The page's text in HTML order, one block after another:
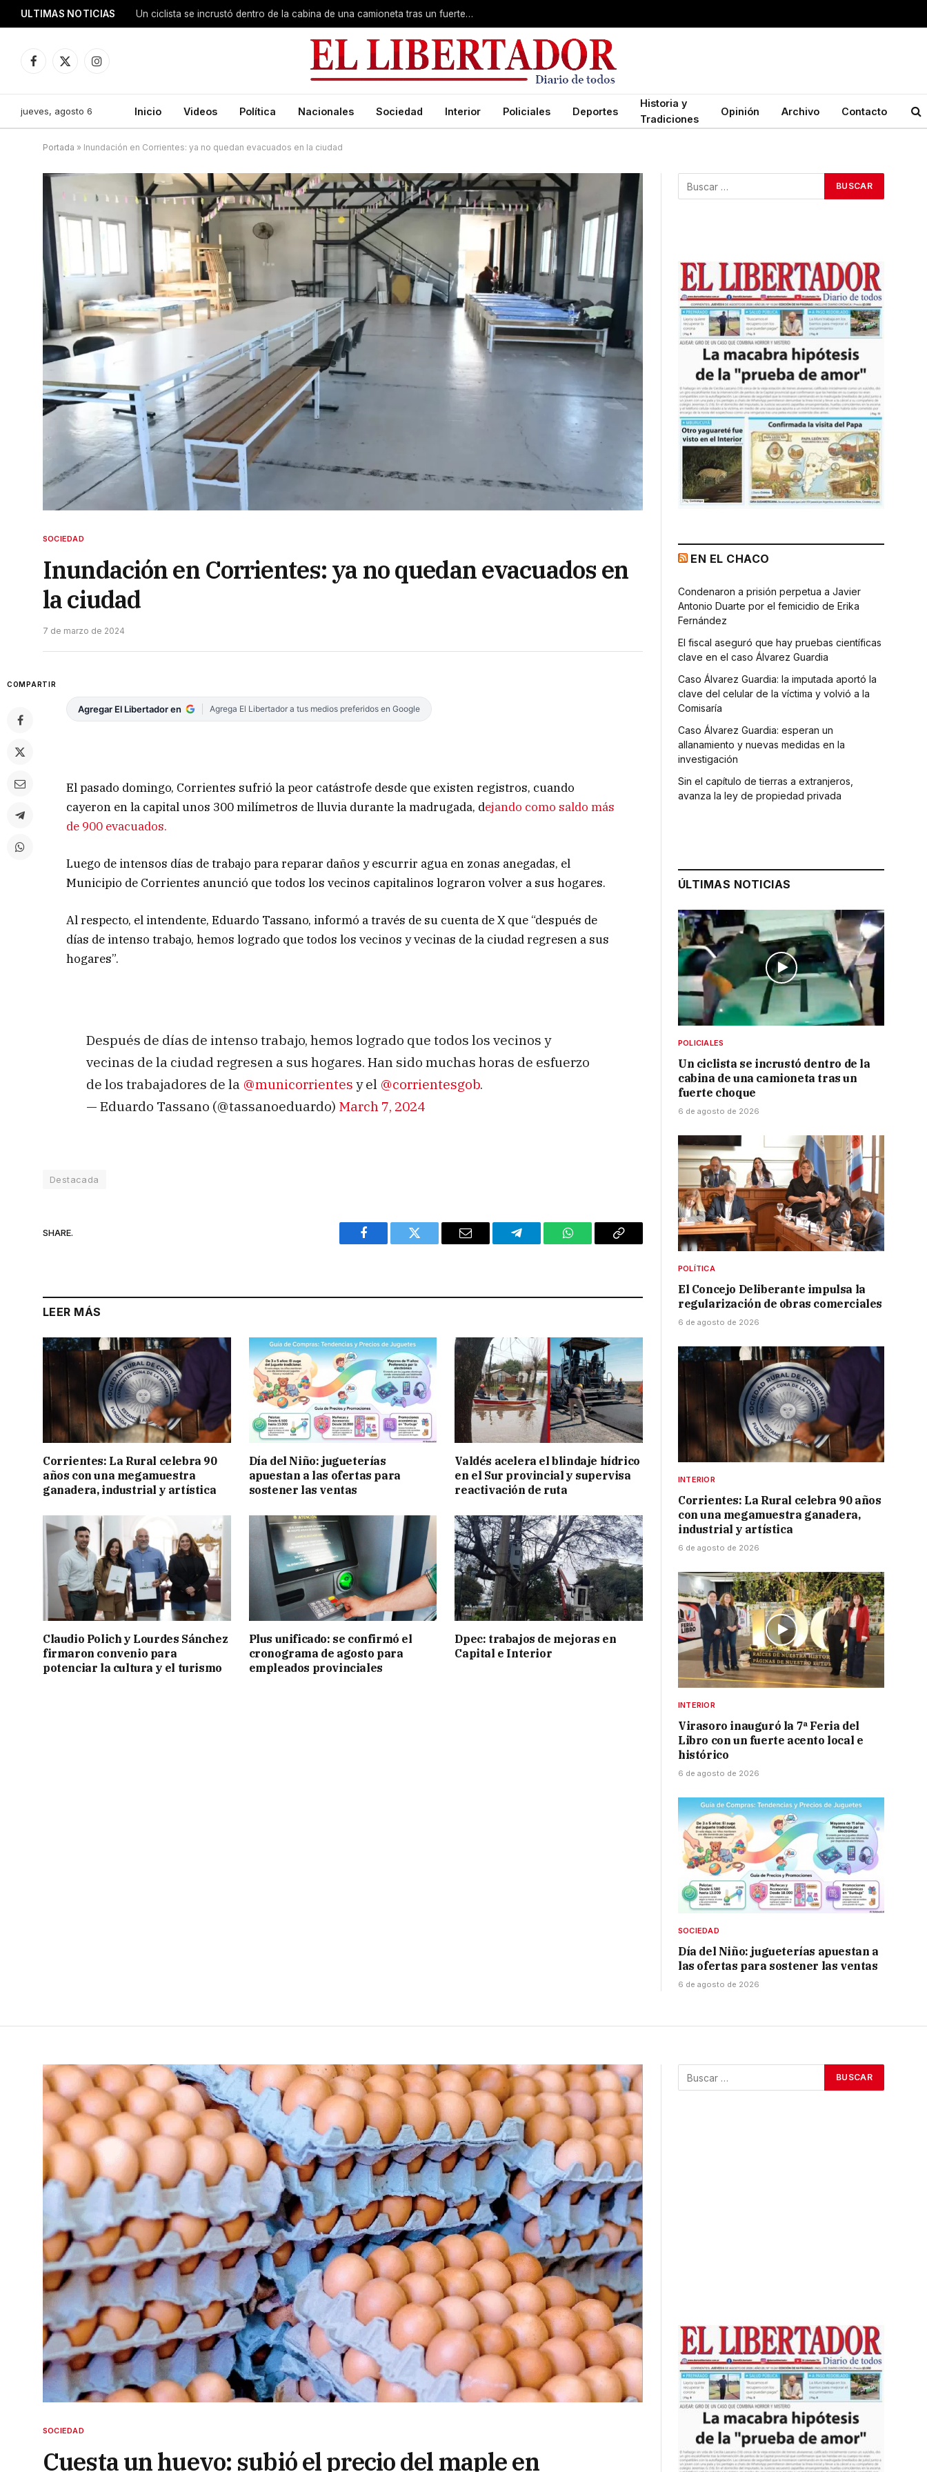
ULTIMAS NOTICIAS Un ciclista se incrustó dentro de la cabina de una camioneta tras un fuerte choque
Facebook
X
Instagram
jueves, agosto 6 Inicio Videos Política Nacionales Sociedad Interior Policiales Deportes
Historia y
Tradiciones
Opinión Archivo Contacto
Portada » Inundación en Corrientes: ya no quedan evacuados en la ciudad
SOCIEDAD
Inundación en Corrientes: ya no quedan evacuados en
la ciudad
7 de marzo de 2024
COMPARTIR
Agregar El Libertador en Agrega El Libertador a tus medios preferidos en Google
El pasado domingo, Corrientes sufrió la peor catástrofe desde que existen registros, cuando
cayeron en la capital unos 300 milímetros de lluvia durante la madrugada, dejando como saldo más
de 900 evacuados.
Luego de intensos días de trabajo para reparar daños y escurrir agua en zonas anegadas, el
Municipio de Corrientes anunció que todos los vecinos capitalinos lograron volver a sus hogares.
Al respecto, el intendente, Eduardo Tassano, informó a través de su cuenta de X que “después de
días de intenso trabajo, hemos logrado que todos los vecinos y vecinas de la ciudad regresen a sus
hogares”.
Después de días de intenso trabajo, hemos logrado que todos los vecinos y
vecinas de la ciudad regresen a sus hogares. Han sido muchas horas de esfuerzo
de los trabajadores de la @municorrientes y el @corrientesgob.
— Eduardo Tassano (@tassanoeduardo) March 7, 2024
Destacada
SHARE.
Facebook Twitter Email Telegram WhatsAppCopy
LEER MÁS
Corrientes: La Rural celebra 90
años con una megamuestra
ganadera, industrial y artística
Día del Niño: jugueterías
apuestan a las ofertas para
sostener las ventas
Valdés acelera el blindaje hídrico
en el Sur provincial y supervisa
reactivación de ruta
Claudio Polich y Lourdes Sánchez
firmaron convenio para
potenciar la cultura y el turismo
Plus unificado: se confirmó el
cronograma de agosto para
empleados provinciales
Dpec: trabajos de mejoras en
Capital e Interior
EN EL CHACO
Condenaron a prisión perpetua a Javier
Antonio Duarte por el femicidio de Erika
Fernández
El fiscal aseguró que hay pruebas científicas
clave en el caso Álvarez Guardia
Caso Álvarez Guardia: la imputada aportó la
clave del celular de la víctima y volvió a la
Comisaría
Caso Álvarez Guardia: esperan un
allanamiento y nuevas medidas en la
investigación
Sin el capítulo de tierras a extranjeros,
avanza la ley de propiedad privada
ÚLTIMAS NOTICIAS
POLICIALES
Un ciclista se incrustó dentro de la
cabina de una camioneta tras un
fuerte choque
6 de agosto de 2026
POLÍTICA
El Concejo Deliberante impulsa la
regularización de obras comerciales
6 de agosto de 2026
INTERIOR
Corrientes: La Rural celebra 90 años
con una megamuestra ganadera,
industrial y artística
6 de agosto de 2026
INTERIOR
Virasoro inauguró la 7ª Feria del
Libro con un fuerte acento local e
histórico
6 de agosto de 2026
SOCIEDAD
Día del Niño: jugueterías apuestan a
las ofertas para sostener las ventas
6 de agosto de 2026
SOCIEDAD
Cuesta un huevo: subió el precio del maple en